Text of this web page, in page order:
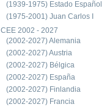
(1939-1975) Estado Español
(1975-2001) Juan Carlos I
CEE 2002 - 2027
(2002-2027) Alemania
(2002-2027) Austria
(2002-2027) Bélgica
(2002-2027) España
(2002-2027) Finlandia
(2002-2027) Francia